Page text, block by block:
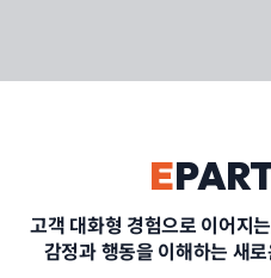
PORTFOLIO
E
고객 대화형 경험으로 이어지
감정과 행동을 이해하는 새